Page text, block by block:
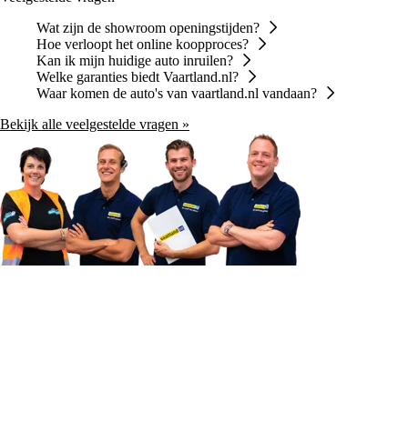
Wat zijn de showroom openingstijden?
Hoe verloopt het online koopproces?
Kan ik mijn huidige auto inruilen?
Welke garanties biedt Vaartland.nl?
Waar komen de auto's van vaartland.nl vandaan?
Bekijk alle veelgestelde vragen »